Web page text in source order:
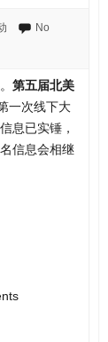
No
第五届北美
一次线下大
息已实锤，
信息会相继